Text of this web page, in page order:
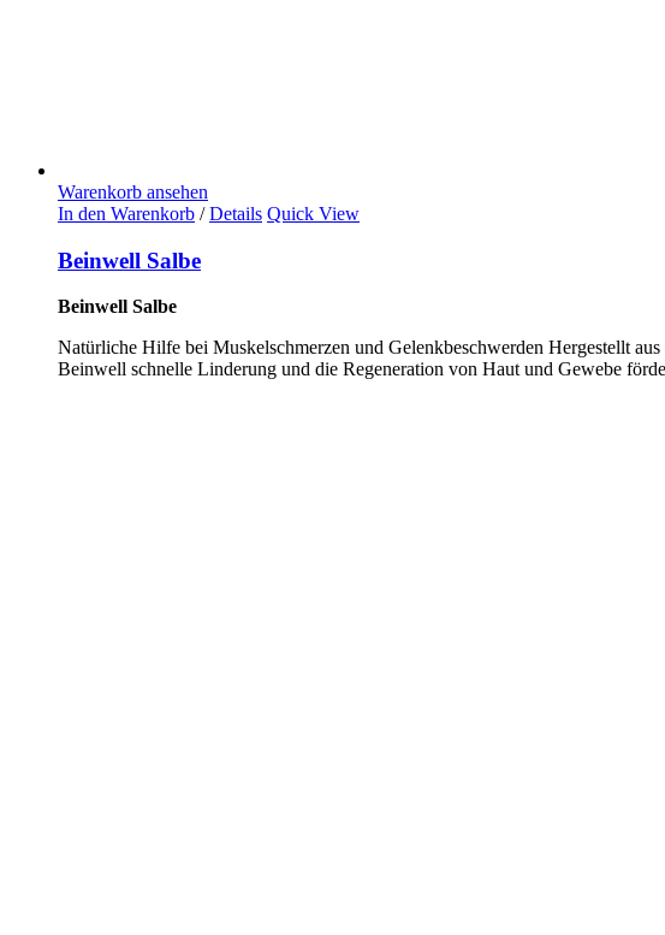
Warenkorb ansehen
In den Warenkorb / Details Quick View
Beinwell Salbe
Beinwell Salbe
Natürliche Hilfe bei Muskelschmerzen und Gelenkbeschwerden Hergestellt
Beinwell schnelle Linderung und die Regeneration von Haut und Gewebe